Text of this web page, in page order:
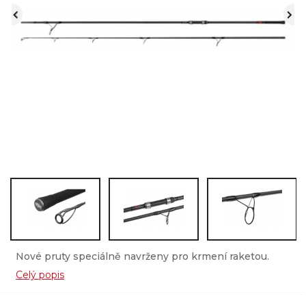
Nové pruty speciálně navrženy pro krmení raketou.
určen pro daleké náhozy vyztužená očka očka 16-50 mm
dělená rukojeť...
Celý popis